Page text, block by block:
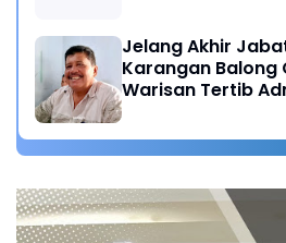
Jelang Akhir
Karangan Balong
Warisan Tertib